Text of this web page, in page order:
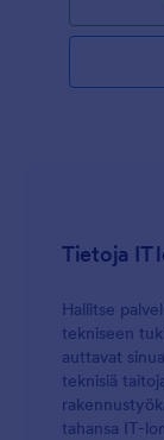
Tietoja IT
Hallitse
tekniseen
auttavat
teknisiä
tahansa IT-